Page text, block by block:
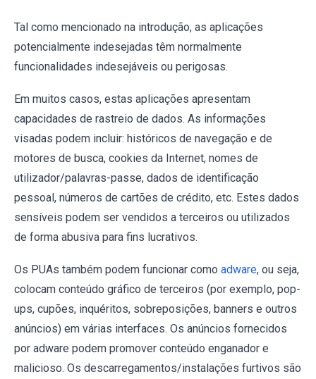
Tal como mencionado na introdução, as aplicações
potencialmente indesejadas têm normalmente
funcionalidades indesejáveis ou perigosas.
Em muitos casos, estas aplicações apresentam
capacidades de rastreio de dados. As informações
visadas podem incluir: históricos de navegação e de
motores de busca, cookies da Internet, nomes de
utilizador/palavras-passe, dados de identificação
pessoal, números de cartões de crédito, etc. Estes dados
sensíveis podem ser vendidos a terceiros ou utilizados
de forma abusiva para fins lucrativos.
Os PUAs também podem funcionar como adware, ou seja,
colocam conteúdo gráfico de terceiros (por exemplo, pop-
ups, cupões, inquéritos, sobreposições, banners e outros
anúncios) em várias interfaces. Os anúncios fornecidos
por adware podem promover conteúdo enganador e
malicioso. Os descarregamentos/instalações furtivos são